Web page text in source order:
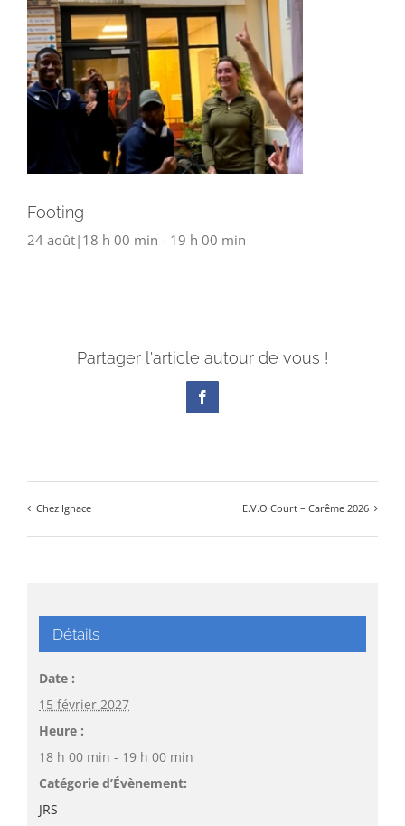
Footing
24 août|18 h 00 min - 19 h 00 min
Partager l'article autour de vous !
Facebook
Chez Ignace E.V.O Court – Carême 2026
Détails
Date :
15 février 2027
Heure :
18 h 00 min - 19 h 00 min
Catégorie d’Évènement:
JRS